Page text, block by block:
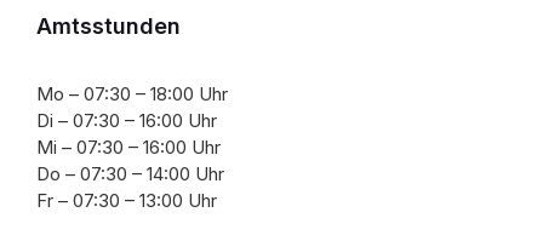
Amtsstunden
Mo – 07:30 – 18:00 Uhr
Di – 07:30 – 16:00 Uhr
Mi – 07:30 – 16:00 Uhr
Do – 07:30 – 14:00 Uhr
Fr – 07:30 – 13:00 Uhr